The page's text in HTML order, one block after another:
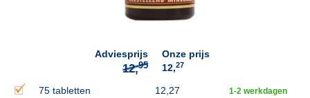
Adviesprijs
Onze prijs
12,27
75 tabletten 12,27 1-2 werkdagen